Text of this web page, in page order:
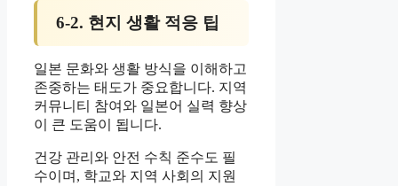
6-2. 현지 생활 적응 팁
일본 문화와 생활 방식을 이해하고
존중하는 태도가 중요합니다. 지역
커뮤니티 참여와 일본어 실력 향상
이 큰 도움이 됩니다.
건강 관리와 안전 수칙 준수도 필
수이며, 학교와 지역 사회의 지원